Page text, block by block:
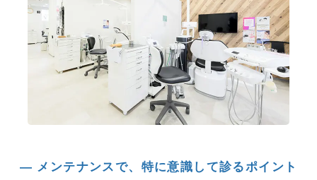
― メンテナンスで、特に意識して診るポイント